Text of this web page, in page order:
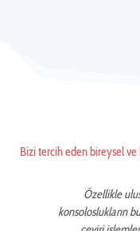
Bizi tercih eden bireysel
Özellikle
konsoloslukların